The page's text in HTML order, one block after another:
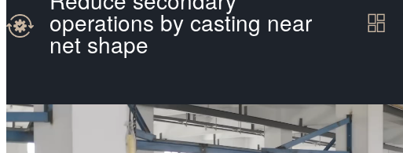
operations by casting near
net shape